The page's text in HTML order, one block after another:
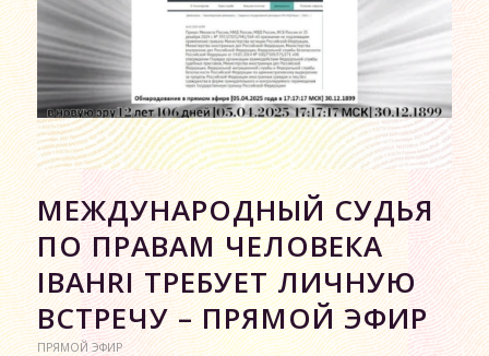
МЕЖДУНАРОДНЫЙ СУДЬЯ
ПО ПРАВАМ ЧЕЛОВЕКА
IBAHRI ТРЕБУЕТ ЛИЧНУЮ
ВСТРЕЧУ – ПРЯМОЙ ЭФИР
ПРЯМОЙ ЭФИР